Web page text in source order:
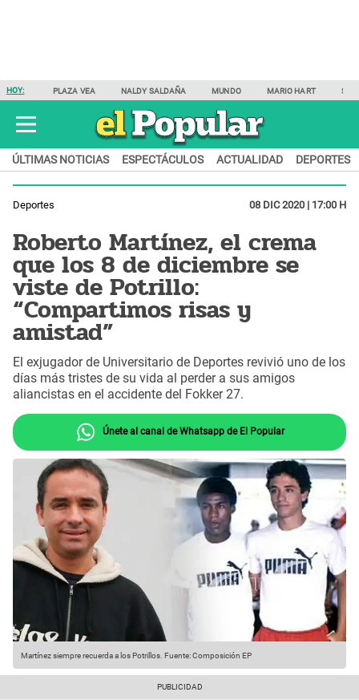
HOY: PLAZA VEA NALDY SALDAÑA MUNDO MARIO HART
ÚLTIMAS NOTICIAS ESPECTÁCULOS ACTUALIDAD DEPORTES
Deportes 08 DIC 2020 | 17:00 H
Roberto Martínez, el crema
que los 8 de diciembre se
viste de Potrillo:
“Compartimos risas y
amistad”
El exjugador de Universitario de Deportes revivió uno de los
días más tristes de su vida al perder a sus amigos
aliancistas en el accidente del Fokker 27.
Únete al canal de Whatsapp de El Popular
Martínez siempre recuerda a los Potrillos. Fuente: Composición EP